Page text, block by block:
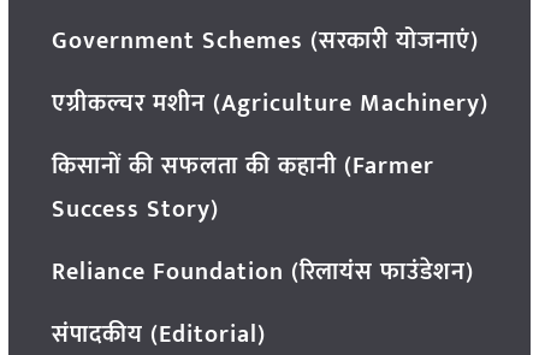
Government Schemes (सरकारी योजनाएं)
एग्रीकल्चर मशीन (Agriculture Machinery)
किसानों की सफलता की कहानी (Farmer
Success Story)
Reliance Foundation (रिलायंस फाउंडेशन)
संपादकीय (Editorial)